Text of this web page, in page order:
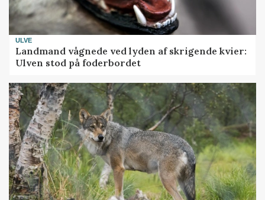
ULVE
Landmand vågnede ved lyden af skrigende kvier:
Ulven stod på foderbordet